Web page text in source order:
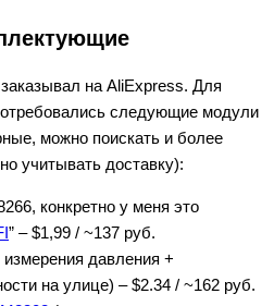
на AliExpress. Для
следующие модули
можно поискать и более
учитывать доставку):
конкретно у меня это
” – $1,99 / ~137 руб.
измерения давления +
на улице) – $2.34 / ~162 руб.